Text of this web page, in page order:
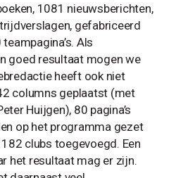
1081 nieuwsberichten,
gefabriceerd
Als
goed resultaat mogen we
heeft ook niet
columns geplaatst (met
Huijgen), 80 pagina’s
op het programma gezet
clubs toegevoegd. Een
het resultaat mag er zijn.